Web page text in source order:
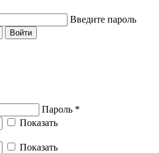
Введите пароль
Войти
Пароль *
Показать
Показать